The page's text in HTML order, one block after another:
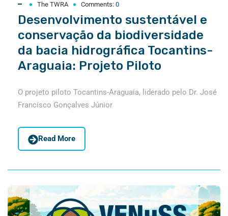
The TWRA Comments: 0
Desenvolvimento sustentável e
conservação da biodiversidade
da bacia hidrográfica Tocantins-
Araguaia: Projeto Piloto
O projeto piloto Tocantins-Araguaia, liderado pelo Dr. José
Francisco Gonçalves Júnior
Read More